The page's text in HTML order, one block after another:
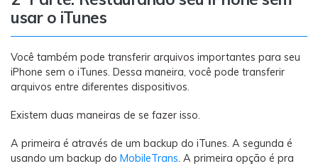
usar o iTunes
Você também pode transferir arquivos importantes para seu
iPhone sem o iTunes. Dessa maneira, você pode transferir
arquivos entre diferentes dispositivos.
Existem duas maneiras de se fazer isso.
A primeira é através de um backup do iTunes. A segunda é
usando um backup do MobileTrans. A primeira opção é pra